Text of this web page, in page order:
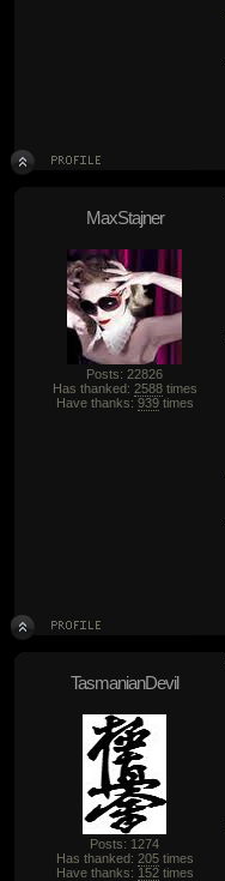
MaxStajner
Posts: 22826
Has thanked: 2588times
Have thanks: 939times
TasmanianDevil
Posts: 1274
Has thanked: 205times
Have thanks: 152times